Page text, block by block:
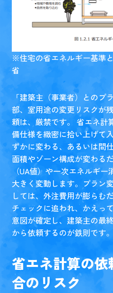
※住宅の省エネルギー基準
省
「建築主（事業者）とのプ
部、室用途の変更リスクが
頼は、厳禁です。 省エネ計
備仕様を緻密に拾い上げて
ずかに変わる、あるいは間
面積やゾーン構成が変わる
（UA値）や一次エネルギ
大きく変動します。プラン
しては、外注費用が膨らむ
チェックに追われ、かえっ
意図が確定し、建築主の最
から依頼するのが鉄則です。
省エネ計算の
合のリスク